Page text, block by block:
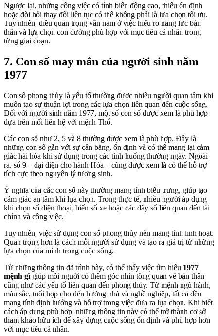
Ngược lại, những công việc có tính biến động cao, thiếu ổn định
hoặc đòi hỏi thay đổi liên tục có thể không phải là lựa chọn tối ưu.
Tuy nhiên, điều quan trọng vẫn nằm ở việc hiểu rõ năng lực bản
thân và lựa chọn con đường phù hợp với mục tiêu cá nhân trong
từng giai đoạn.
7. Con số may mắn của người sinh năm
1977
Con số phong thủy là yếu tố thường được nhiều người quan tâm khi
muốn tạo sự thuận lợi trong các lựa chọn liên quan đến cuộc sống.
Đối với người sinh năm 1977, một số con số được xem là phù hợp
dựa trên mối liên hệ với mệnh Thổ.
Các con số như 2, 5 và 8 thường được xem là phù hợp. Đây là
những con số gắn với sự cân bằng, ổn định và có thể mang lại cảm
giác hài hòa khi sử dụng trong các tình huống thường ngày. Ngoài
ra, số 9 – đại diện cho hành Hỏa – cũng được xem là có thể hỗ trợ
tích cực theo nguyên lý tương sinh.
Ý nghĩa của các con số này thường mang tính biểu trưng, giúp tạo
cảm giác an tâm khi lựa chọn. Trong thực tế, nhiều người áp dụng
khi chọn số điện thoại, biển số xe hoặc các dãy số liên quan đến tài
chính và công việc.
Tuy nhiên, việc sử dụng con số phong thủy nên mang tính linh hoạt.
Quan trọng hơn là cách mỗi người sử dụng và tạo ra giá trị từ những
lựa chọn của mình trong cuộc sống.
Từ những thông tin đã trình bày, có thể thấy việc tìm hiểu 1977
mệnh gì giúp mỗi người có thêm góc nhìn tổng quan về bản thân
cũng như các yếu tố liên quan đến phong thủy. Từ mệnh ngũ hành,
màu sắc, tuổi hợp cho đến hướng nhà và nghề nghiệp, tất cả đều
mang tính định hướng và hỗ trợ trong việc đưa ra lựa chọn. Khi biết
cách áp dụng phù hợp, những thông tin này có thể trở thành cơ sở
tham khảo hữu ích để xây dựng cuộc sống ổn định và phù hợp hơn
với mục tiêu cá nhân.